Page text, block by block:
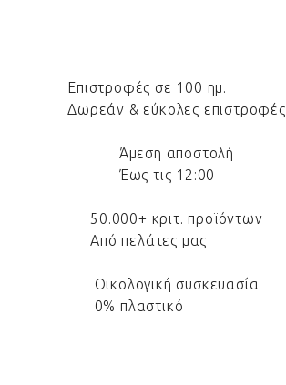
Επιστροφές σε 100 ημ.
Δωρεάν & εύκολες επιστροφές
Άμεση αποστολή
Έως τις 12:00
50.000+ κριτ. προϊόντων
Από πελάτες μας
Οικολογική συσκευασία
0% πλαστικό